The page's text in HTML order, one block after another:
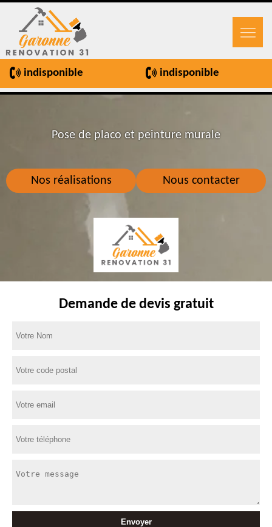
indisponible indisponible
Nos réalisations Nous contacter
Pose de placo et peinture murale
Demande de devis gratuit